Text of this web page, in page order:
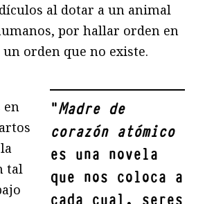
al dotar a un animal
por hallar orden en
orden que no existe.
"Madre de
corazón atómico
es una novela
que nos coloca a
en
tal